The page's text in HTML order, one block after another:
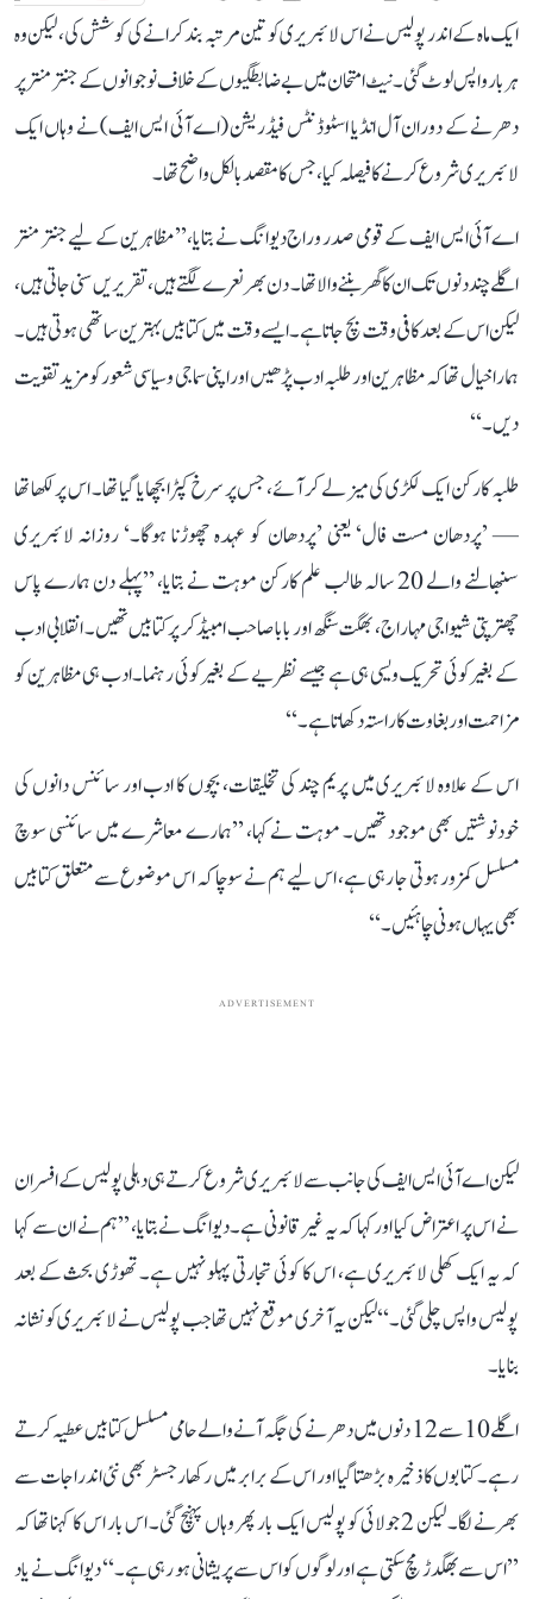
ایک ماہ کے اندر پولیس نے اس لائبریری کو تین مرتبہ بند کرانے کی کوشش کی، لیکن وہ
ہر بار واپس لوٹ گئی۔ نیٹ امتحان میں بے ضابطگیوں کے خلاف نوجوانوں کے جنتر منتر پر
دھرنے کے دوران آل انڈیا اسٹوڈنٹس فیڈریشن (اے آئی ایس ایف) نے وہاں ایک
لائبریری شروع کرنے کا فیصلہ کیا، جس کا مقصد بالکل واضح تھا۔
اے آئی ایس ایف کے قومی صدر وراج دیوانگ نے بتایا، ’’مظاہرین کے لیے جنتر منتر
اگلے چند دنوں تک ان کا گھر بننے والا تھا۔ دن بھر نعرے لگتے ہیں، تقریریں سنی جاتی ہیں،
لیکن اس کے بعد کافی وقت بچ جاتا ہے۔ ایسے وقت میں کتابیں بہترین ساتھی ہوتی ہیں۔
ہمارا خیال تھا کہ مظاہرین اور طلبہ ادب پڑھیں اور اپنی سماجی و سیاسی شعور کو مزید تقویت
دیں۔‘‘
طلبہ کارکن ایک لکڑی کی میز لے کر آئے، جس پر سرخ کپڑا بچھایا گیا تھا۔ اس پر لکھا تھا
— ’پردھان مست فال‘ یعنی ’پردھان کو عہدہ چھوڑنا ہوگا۔‘ روزانہ لائبریری
سنبھالنے والے 20 سالہ طالب علم کارکن موہت نے بتایا، ’’پہلے دن ہمارے پاس
چھترپتی شیواجی مہاراج، بھگت سنگھ اور بابا صاحب امبیڈکر پر کتابیں تھیں۔ انقلابی ادب
کے بغیر کوئی تحریک ویسی ہی ہے جیسے نظریے کے بغیر کوئی رہنما۔ ادب ہی مظاہرین کو
مزاحمت اور بغاوت کا راستہ دکھاتا ہے۔‘‘
اس کے علاوہ لائبریری میں پریم چند کی تخلیقات، بچوں کا ادب اور سائنس دانوں کی
خودنوشتیں بھی موجود تھیں۔ موہت نے کہا، ’’ہمارے معاشرے میں سائنسی سوچ
مسلسل کمزور ہوتی جا رہی ہے، اس لیے ہم نے سوچا کہ اس موضوع سے متعلق کتابیں
بھی یہاں ہونی چاہئیں۔‘‘
ADVERTISEMENT
لیکن اے آئی ایس ایف کی جانب سے لائبریری شروع کرتے ہی دہلی پولیس کے افسران
نے اس پر اعتراض کیا اور کہا کہ یہ غیر قانونی ہے۔ دیوانگ نے بتایا، ’’ہم نے ان سے کہا
کہ یہ ایک کھلی لائبریری ہے، اس کا کوئی تجارتی پہلو نہیں ہے۔ تھوڑی بحث کے بعد
پولیس واپس چلی گئی۔‘‘ لیکن یہ آخری موقع نہیں تھا جب پولیس نے لائبریری کو نشانہ
بنایا۔
اگلے 10 سے 12 دنوں میں دھرنے کی جگہ آنے والے حامی مسلسل کتابیں عطیہ کرتے
رہے۔ کتابوں کا ذخیرہ بڑھتا گیا اور اس کے برابر میں رکھا رجسٹر بھی نئی اندراجات سے
بھرنے لگا۔ لیکن 2 جولائی کو پولیس ایک بار پھر وہاں پہنچ گئی۔ اس بار اس کا کہنا تھا کہ
’’اس سے بھگدڑ مچ سکتی ہے اور لوگوں کو اس سے پریشانی ہو رہی ہے۔‘‘ دیوانگ نے یاد